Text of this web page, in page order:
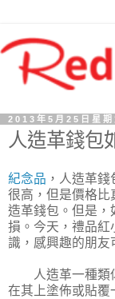
2013年5月25日星期
人造革錢包
紀念品 ，人造革
很高，但是價格比
造革錢包。但是，
損。今天，禮品紅
識，感興趣的朋友
人造革一種類似
在其上塗佈或貼覆